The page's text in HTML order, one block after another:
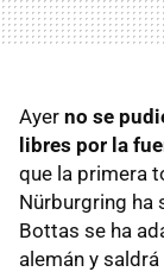
Ayer no se
libres por la
que la primera
Nürburgring ha
Bottas se ha
alemán y